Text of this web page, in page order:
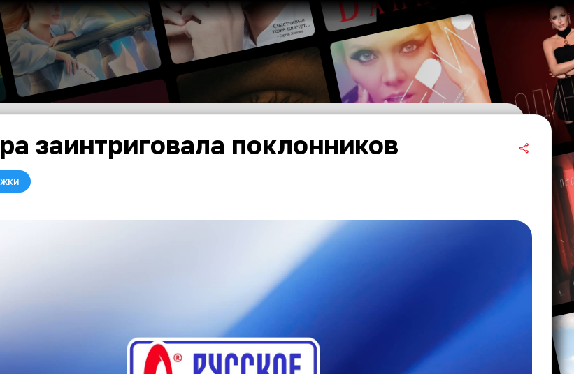
заинтриговала поклонников